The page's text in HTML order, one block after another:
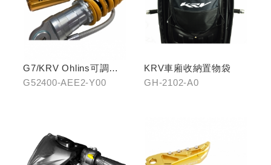
G7/KRV Ohlins可調避
震器
G52400-AEE2-Y00
KRV車廂收納置物袋
GH-2102-A0